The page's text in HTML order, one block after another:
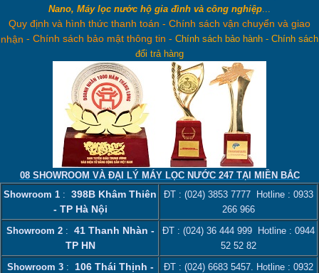
Nano, Máy lọc nước hộ gia đình và công nghiệp
Quy định và hình thức thanh toán - Chính sách vận chuyển và giao
nhận - Chính sách bảo mật thông tin - Chính sách bảo hành - Chính sách
đổi trả hàng
08 SHOWROOM VÀ ĐẠI LÝ MÁY LỌC NƯỚC 247 TẠI MIỀN BẮC
Showroom 1 : 398B Khâm Thiên
- TP Hà Nội
ĐT : (024) 3853 7777 Hotline : 0933
266 966
Showroom 2 : 41 Thanh Nhàn -
TP HN
ĐT : (024) 36 444 999 Hotline : 0944
52 52 82
Showroom 3 : 106 Thái Thịnh -
ĐT : (024) 6683 5457 . Hotline : 0932